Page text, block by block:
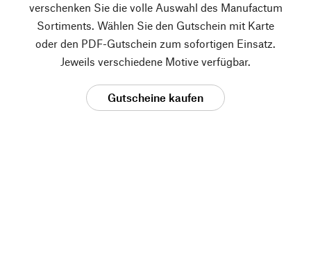
verschenken Sie die volle Auswahl des Manufactum
Sortiments. Wählen Sie den Gutschein mit Karte
oder den PDF-Gutschein zum sofortigen Einsatz.
Jeweils verschiedene Motive verfügbar.
Gutscheine kaufen